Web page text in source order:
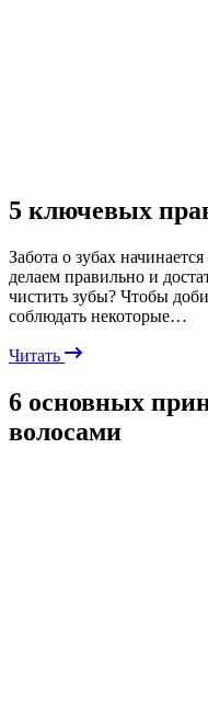
5 ключевых
Забота о зубах
делаем правильно и
чистить зубы? Чтобы
соблюдать некоторые…
Читать
6 основных
волосами